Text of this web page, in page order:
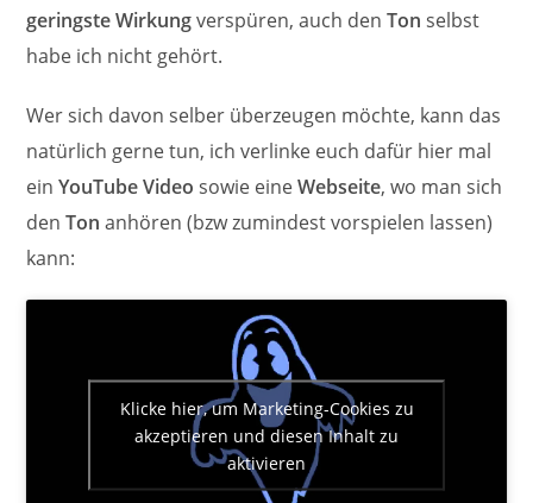
geringste Wirkungverspüren, auch denTon selbst
habe ich nicht gehört.
Wer sich davon selber überzeugen möchte, kann das
natürlich gerne tun, ich verlinke euch dafür hier mal
einYouTube Video sowie eineWebseite, wo man sich
denTon anhören (bzw zumindest vorspielen lassen)
kann:
Klicke hier, um Marketing-Cookies zu
akzeptieren und diesen Inhalt zu
aktivieren